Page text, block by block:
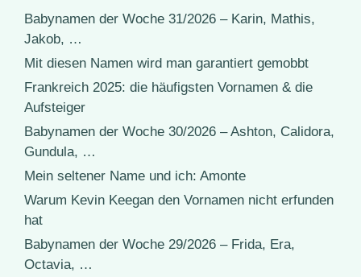
Babynamen der Woche 31/2026 – Karin, Mathis,
Jakob, …
Mit diesen Namen wird man garantiert gemobbt
Frankreich 2025: die häufigsten Vornamen & die
Aufsteiger
Babynamen der Woche 30/2026 – Ashton, Calidora,
Gundula, …
Mein seltener Name und ich: Amonte
Warum Kevin Keegan den Vornamen nicht erfunden
hat
Babynamen der Woche 29/2026 – Frida, Era,
Octavia, …